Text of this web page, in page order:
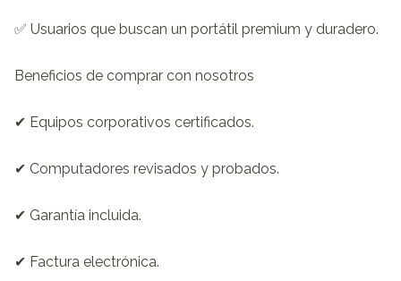
✅ Usuarios que buscan un portátil premium y duradero.
Beneficios de comprar con nosotros
✔ Equipos corporativos certificados.
✔ Computadores revisados y probados.
✔ Garantía incluida.
✔ Factura electrónica.